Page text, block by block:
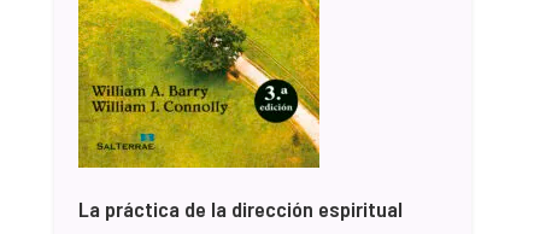
La práctica de la dirección espiritual